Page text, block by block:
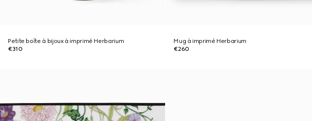
Petite boîte à bijoux à imprimé Herbarium
€310
Mug à imprimé Herbarium
€260